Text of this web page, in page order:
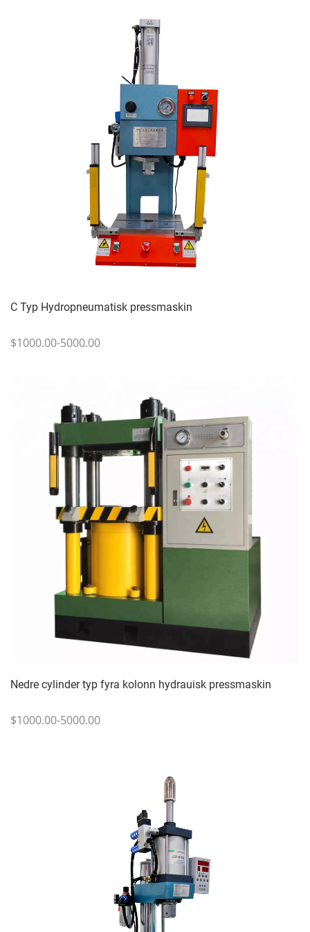
C Typ Hydropneumatisk pressmaskin
$1000.00-5000.00
Nedre cylinder typ fyra kolonn hydrauisk pressmaskin
$1000.00-5000.00